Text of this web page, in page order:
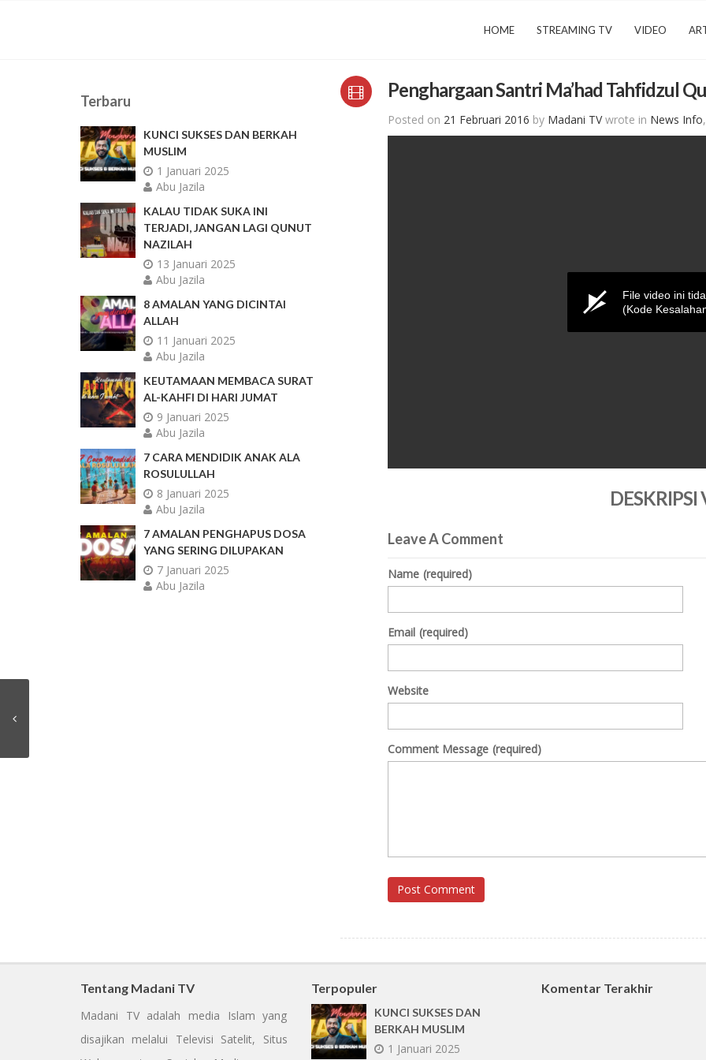
HOME STREAMING TV VIDEO
Penghargaan Santri Ma’had Tahfidzul
Posted on 21 Februari 2016 by Madani TVwrote in News Info,
0%
File video ini
(Kode
DESKRIPSI
Leave A Comment
Name (required)
Email (required)
Website
Comment Message (required)
Post Comment
Terbaru
KUNCI SUKSES DAN BERKAH
MUSLIM
1 Januari 2025
Abu Jazila
KALAU TIDAK SUKA INI
TERJADI, JANGAN LAGI QUNUT
NAZILAH
13 Januari 2025
Abu Jazila
8 AMALAN YANG DICINTAI
ALLAH
11 Januari 2025
Abu Jazila
KEUTAMAAN MEMBACA SURAT
AL-KAHFI DI HARI JUMAT
9 Januari 2025
Abu Jazila
7 CARA MENDIDIK ANAK ALA
ROSULULLAH
8 Januari 2025
Abu Jazila
7 AMALAN PENGHAPUS DOSA
YANG SERING DILUPAKAN
7 Januari 2025
Abu Jazila
Tentang Madani TV
Madani TV adalah media Islam yang
disajikan melalui Televisi Satelit, Situs
Terpopuler
KUNCI SUKSES DAN
BERKAH MUSLIM
1 Januari 2025
Komentar Terakhir